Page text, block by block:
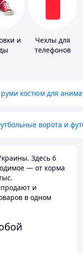
и
Чехлы для
телефонов
костюм для
ворота и
Здесь 6
— от корма
и
в одном